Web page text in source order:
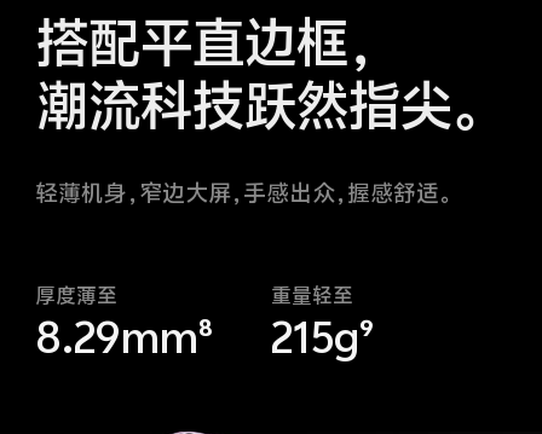
搭配平直边框，
潮流科技跃然指尖。
轻薄机身，窄边大屏，手感出众，握感舒适。
厚度薄至
8.29mm⁸
重量轻至
215g⁹